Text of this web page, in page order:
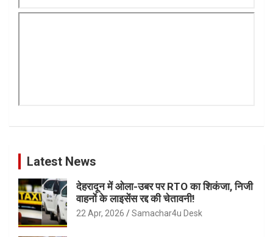
Latest News
देहरादून में ओला-उबर पर RTO का शिकंजा, निजी
वाहनों के लाइसेंस रद्द की चेतावनी!
22 Apr, 2026 Samachar4u Desk